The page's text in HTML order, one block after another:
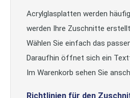
Acrylglasplatten werden
werden Ihre Zuschnitte erstellt.
Wählen Sie einfach das
Daraufhin öffnet sich ein
Im Warenkorb sehen Sie
Richtlinien für den